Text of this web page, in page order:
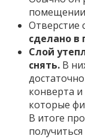
Отверстие
сделано в
Слой
снять. В
конверта и
которые
В итоге